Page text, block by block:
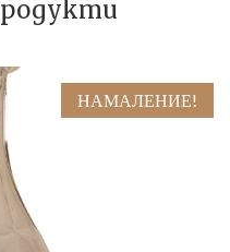
НАМАЛЕНИЕ!